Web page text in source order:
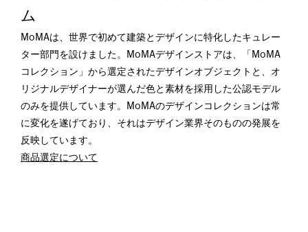
ム
MoMAは、世界で初めて建築とデザインに特化したキュレー
ター部門を設けました。MoMAデザインストアは、「MoMA
コレクション」から選定されたデザインオブジェクトと、オ
リジナルデザイナーが選んだ色と素材を採用した公認モデル
のみを提供しています。MoMAのデザインコレクションは常
に変化を遂げており、それはデザイン業界そのものの発展を
反映しています。
商品選定について